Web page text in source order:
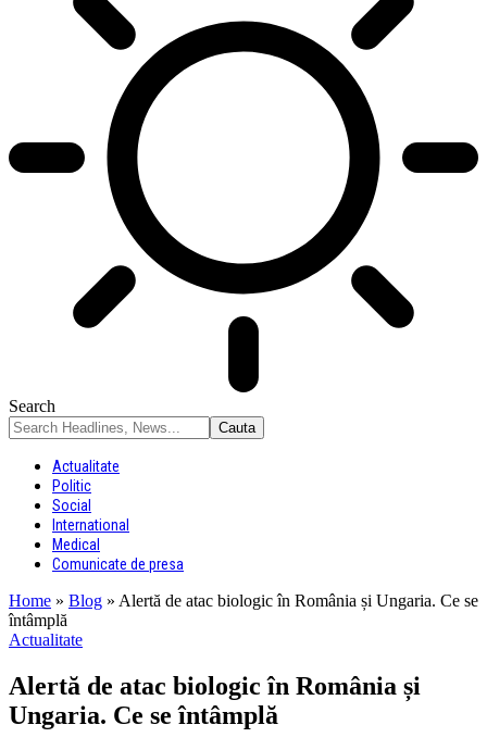
Search
Actualitate
Politic
Social
International
Medical
Comunicate de presa
Home » Blog » Alertă de atac biologic în România și Ungaria. Ce se
întâmplă
Actualitate
Alertă de atac biologic în România și
Ungaria. Ce se întâmplă